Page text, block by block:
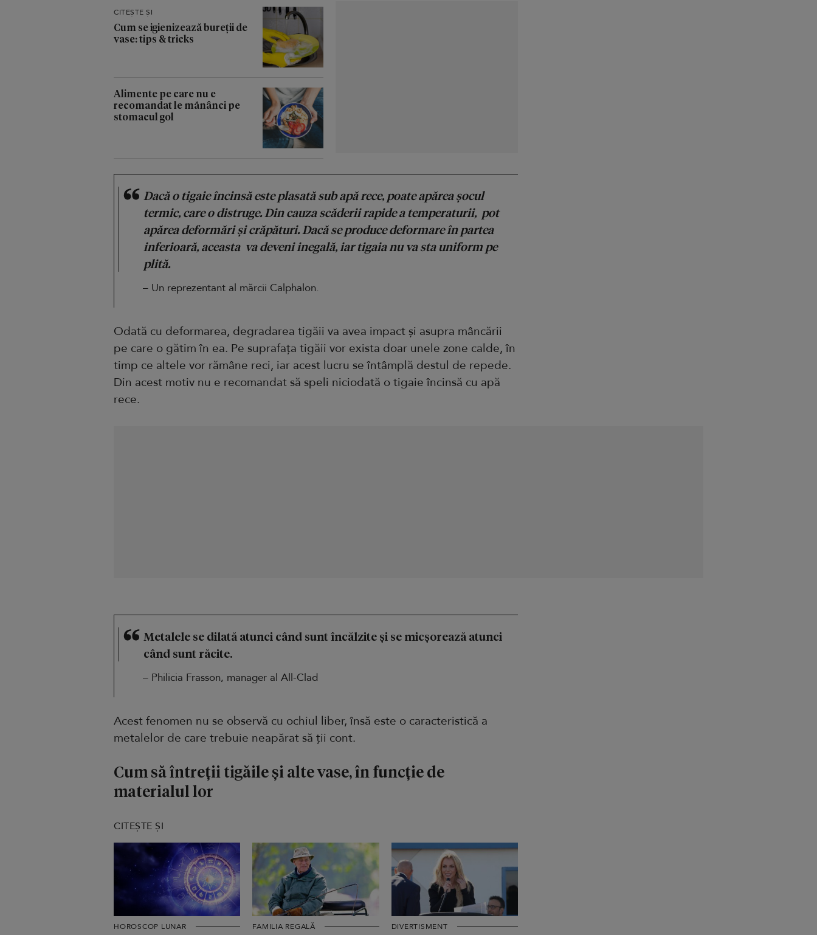
CITEȘTE ȘI
Cum se igienizează bureții de
vase: tips & tricks
Alimente pe care nu e
recomandat le mănânci pe
stomacul gol
Dacă o tigaie încinsă este plasată sub apă rece, poate apărea șocul
termic, care o distruge. Din cauza scăderii rapide a temperaturii, pot
apărea deformări și crăpături. Dacă se produce deformare în partea
inferioară, aceasta va deveni inegală, iar tigaia nu va sta uniform pe
plită.
– Un reprezentant al mărcii Calphalon.
Odată cu deformarea, degradarea tigăii va avea impact și asupra mâncării
pe care o gătim în ea. Pe suprafața tigăii vor exista doar unele zone calde, în
timp ce altele vor rămâne reci, iar acest lucru se întâmplă destul de repede.
Din acest motiv nu e recomandat să speli niciodată o tigaie încinsă cu apă
rece.
Metalele se dilată atunci când sunt încălzite și se micșorează atunci
când sunt răcite.
– Philicia Frasson, manager al All-Clad
Acest fenomen nu se observă cu ochiul liber, însă este o caracteristică a
metalelor de care trebuie neapărat să ții cont.
Cum să întreții tigăile și alte vase, în funcție de
materialul lor
CITEȘTE ȘI
HOROSCOP LUNAR FAMILIA REGALĂ DIVERTISMENT